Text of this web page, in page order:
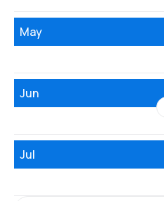
May
Jun
Jul